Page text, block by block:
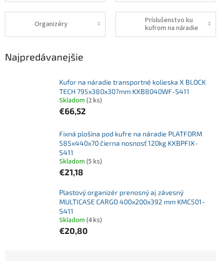
Organizéry
Príslušenstvo ku
kufrom na náradie
Najpredávanejšie
Kufor na náradie transportné kolieska X BLOCK
TECH 795x380x307mm KXB8040WF-S411
Skladom (2 ks)
€66,52
Fixná plošina pod kufre na náradie PLATFORM
585x440x70 čierna nosnosť 120kg KXBPFIX-
S411
Skladom (5 ks)
€21,18
Plastový organizér prenosný aj závesný
MULTICASE CARGO 400x200x392 mm KMC501-
S411
Skladom (4 ks)
€20,80